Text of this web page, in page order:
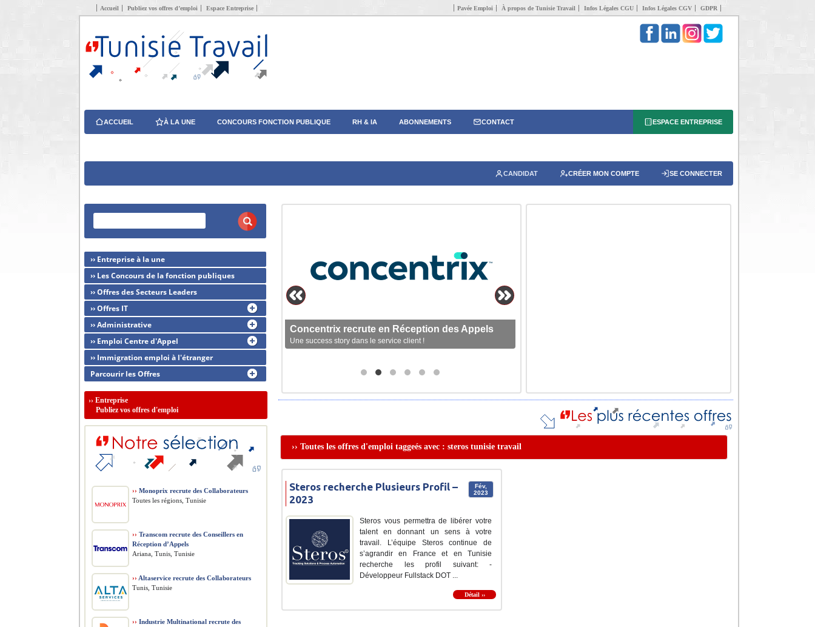
Accueil Publiez vos offres d’emploi Espace Entreprise Pavée Emploi À propos de Tunisie Travail Infos Légales CGU Infos Légales CGV GDPR
ACCUEIL À LA UNE CONCOURS FONCTION PUBLIQUE RH & IA ABONNEMENTS CONTACT ESPACE ENTREPRISE
CANDIDAT CRÉER MON COMPTE SE CONNECTER
Concentrix recrute en Réception des Appels
Une success story dans le service client !
›› Toutes les offres d'emploi taggeés avec : steros tunisie travail
Fév,
2023
Steros recherche Plusieurs Profil –
2023
Steros vous permettra de libérer votre
talent en donnant un sens à votre
travail. L’équipe Steros continue de
s’agrandir en France et en Tunisie
recherche les profil suivant: -
Développeur Fullstack DOT ...
Détail ››
›› Entreprise à la une
›› Les Concours de la fonction publiques
›› Offres des Secteurs Leaders
›› Offres IT
›› Administrative
›› Emploi Centre d'Appel
›› Immigration emploi à l'étranger
Parcourir les Offres
›› Entreprise
Publiez vos offres d'emploi
›› Monoprix recrute des Collaborateurs
Toutes les régions, Tunisie
›› Transcom recrute des Conseillers en
Réception d’Appels
Ariana, Tunis, Tunisie
›› Altaservice recrute des Collaborateurs
Tunis, Tunisie
›› Industrie Multinational recrute des